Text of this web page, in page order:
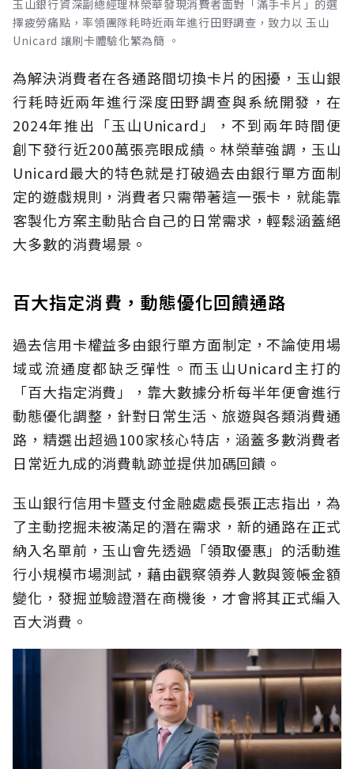
玉山銀行資深副總經理林榮華發現消費者面對「滿手卡片」的選
擇疲勞痛點，率領團隊耗時近兩年進行田野調查，致力以 玉山
Unicard 讓刷卡體驗化繁為簡 。
為解決消費者在各通路間切換卡片的困擾，玉山銀
行耗時近兩年進行深度田野調查與系統開發，在
2024年推出「玉山Unicard」，不到兩年時間便
創下發行近200萬張亮眼成績。林榮華強調，玉山
Unicard最大的特色就是打破過去由銀行單方面制
定的遊戲規則，消費者只需帶著這一張卡，就能靠
客製化方案主動貼合自己的日常需求，輕鬆涵蓋絕
大多數的消費場景。
百大指定消費，動態優化回饋通路
過去信用卡權益多由銀行單方面制定，不論使用場
域或流通度都缺乏彈性。而玉山Unicard主打的
「百大指定消費」，靠大數據分析每半年便會進行
動態優化調整，針對日常生活、旅遊與各類消費通
路，精選出超過100家核心特店，涵蓋多數消費者
日常近九成的消費軌跡並提供加碼回饋。
玉山銀行信用卡暨支付金融處處長張正志指出，為
了主動挖掘未被滿足的潛在需求，新的通路在正式
納入名單前，玉山會先透過「領取優惠」的活動進
行小規模市場測試，藉由觀察領券人數與簽帳金額
變化，發掘並驗證潛在商機後，才會將其正式編入
百大消費。